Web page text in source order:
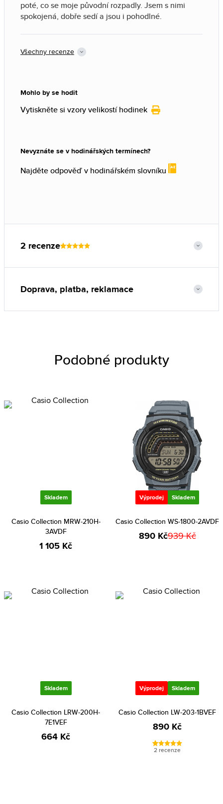
poté, co se moje původní rozpadly. Jsem s nimi
spokojená, dobře sedí a jsou i pohodlné.
Všechny recenze
Mohlo by se hodit
Vytiskněte si vzory velikostí hodinek
Nevyznáte se v hodinářských termínech?
Najděte odpověď v hodinářském slovníku
2 recenze
Doprava, platba, reklamace
Podobné produkty
Skladem
Casio Collection MRW-210H-
3AVDF
1 105 Kč
Výprodej Skladem
Casio Collection WS-1800-2AVDF
890 Kč939 Kč
Skladem
Casio Collection LRW-200H-
7E1VEF
664 Kč
Výprodej Skladem
Casio Collection LW-203-1BVEF
890 Kč
2 recenze